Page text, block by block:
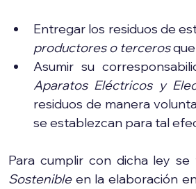
productores o terceros que
Asumir su
Aparatos Eléctricos y
residuos de manera
se establezcan para tal
Para cumplir con dicha ley
Sostenible en la elaboración